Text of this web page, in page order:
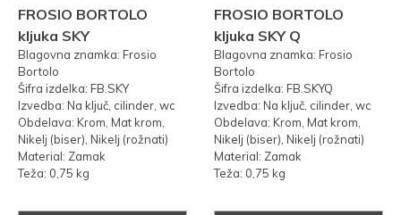
FROSIO BORTOLO
kljuka SKY
Blagovna znamka: Frosio
Bortolo
Šifra izdelka: FB.SKY
Izvedba: Na ključ, cilinder, wc
Obdelava: Krom, Mat krom,
Nikelj (biser), Nikelj (rožnati)
Material: Zamak
Teža: 0,75 kg
FROSIO BORTOLO
kljuka SKY Q
Blagovna znamka: Frosio
Bortolo
Šifra izdelka: FB.SKYQ
Izvedba: Na ključ, cilinder, wc
Obdelava: Krom, Mat krom,
Nikelj (biser), Nikelj (rožnati)
Material: Zamak
Teža: 0,75 kg